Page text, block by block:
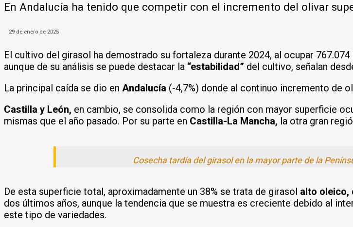
En Andalucía ha tenido que competir con el incremento del olivar
29 de enero de 2025
El cultivo del girasol ha demostrado su fortaleza durante 2024, al ocupar
aunque de su análisis se puede destacar la “estabilidad” del cultivo, señalan
La principal caída se dio en Andalucía (-4,7%) donde al continuo incremento de
Castilla y León, en cambio, se consolida como la región con mayor superficie
mismas que el año pasado. Por su parte en Castilla-La Mancha, la otra gran
Cosecha tardía del girasol en la mayor parte de la
De esta superficie total, aproximadamente un 38% se trata de girasol alto oleico,
dos últimos años, aunque la tendencia que se muestra es creciente debido al
este tipo de variedades.